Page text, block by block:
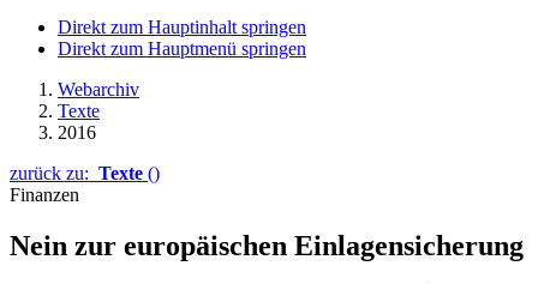
Direkt zum Hauptinhalt springen
Direkt zum Hauptmenü springen
Webarchiv
Texte
2016
zurück zu: Texte ()
Finanzen
Nein zur europäischen Einlagensicherung